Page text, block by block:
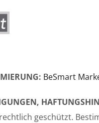
BeSmart
geschützt.